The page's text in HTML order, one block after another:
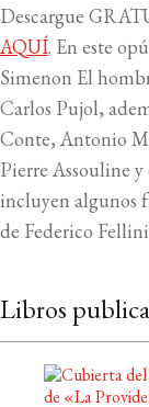
Descargue
AQUÍ. En este
Simenon El
Carlos Pujol,
Conte, Antonio
Pierre Assouline
incluyen algunos
de Federico
Libros